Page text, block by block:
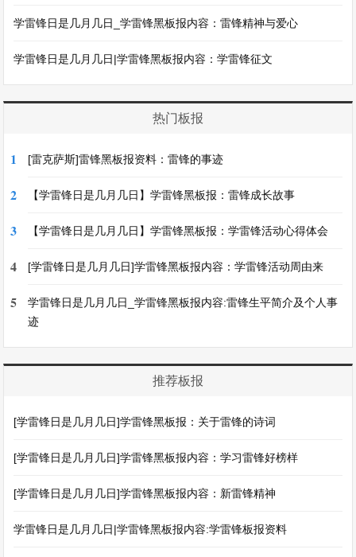
学雷锋日是几月几日_学雷锋黑板报内容：雷锋精神与爱心
学雷锋日是几月几日|学雷锋黑板报内容：学雷锋征文
热门板报
1 [雷克萨斯]雷锋黑板报资料：雷锋的事迹
2 【学雷锋日是几月几日】学雷锋黑板报：雷锋成长故事
3 【学雷锋日是几月几日】学雷锋黑板报：学雷锋活动心得体会
4 [学雷锋日是几月几日]学雷锋黑板报内容：学雷锋活动周由来
5
学雷锋日是几月几日_学雷锋黑板报内容:雷锋生平简介及个人事
迹
推荐板报
[学雷锋日是几月几日]学雷锋黑板报：关于雷锋的诗词
[学雷锋日是几月几日]学雷锋黑板报内容：学习雷锋好榜样
[学雷锋日是几月几日]学雷锋黑板报内容：新雷锋精神
学雷锋日是几月几日|学雷锋黑板报内容:学雷锋板报资料